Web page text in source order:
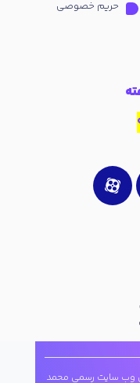
حریم خصوصی
وب سایت رسمی محمد